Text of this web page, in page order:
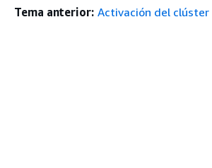
Tema anterior: Activación del clúster